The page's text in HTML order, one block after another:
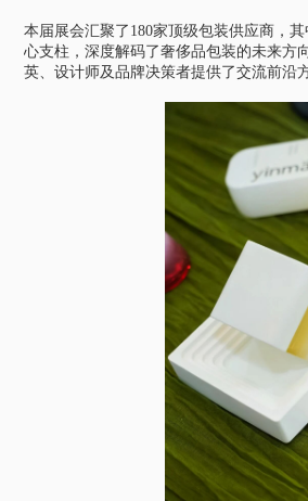
本届展会汇聚了180家顶级包装供应商，
心支柱，深度解码了奢侈品包装的未来方
英、设计师及品牌决策者提供了交流前沿